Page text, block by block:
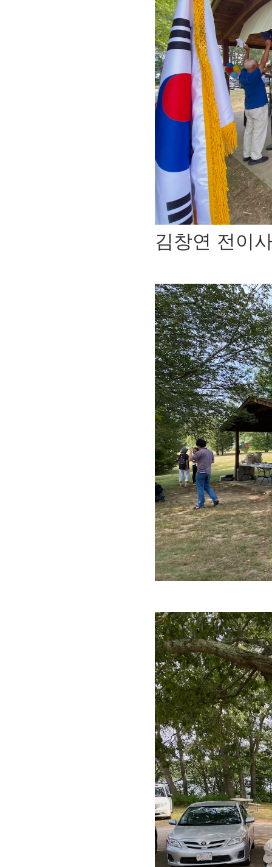
김창연 전이